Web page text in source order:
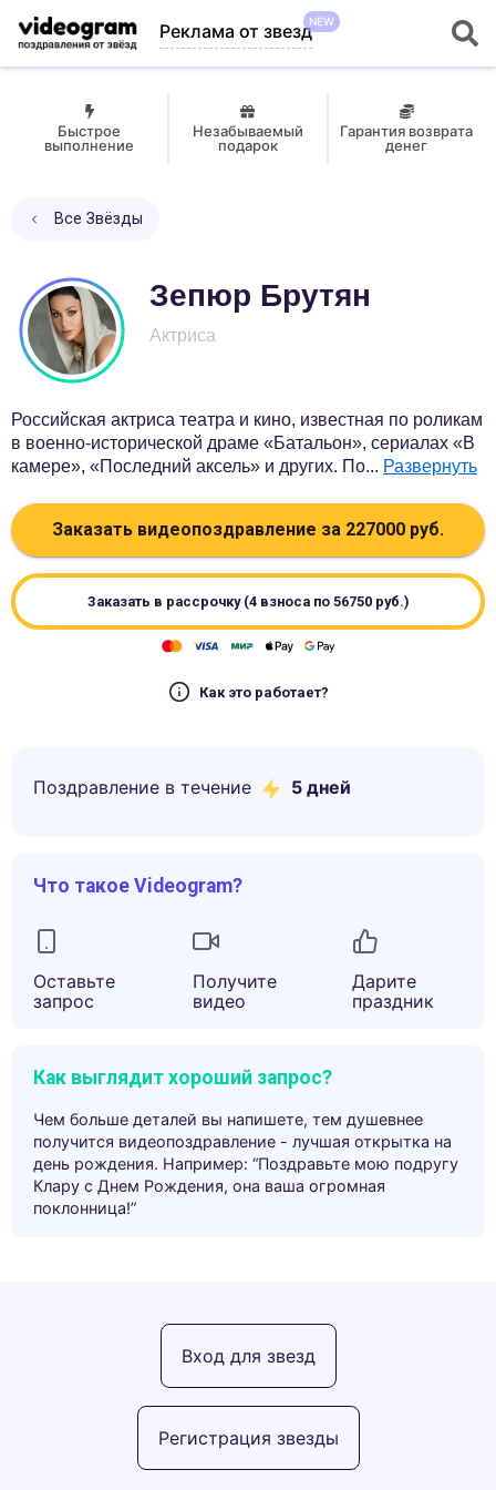
Реклама от звездNEW
Быстрое
выполнение
Незабываемый
подарок
Гарантия возврата
денег
Все Звёзды
Зепюр Брутян
Актриса
Российская актриса театра и кино, известная по роликам
в военно-исторической драме «Батальон», сериалах «В
камере», «Последний аксель» и других. По... Развернуть
Заказать видеопоздравление за 227000 руб.
Заказать в рассрочку (4 взноса по 56750руб.)
Как это работает?
Поздравление в течение 5 дней
Что такое Videogram?
Оставьте
запрос
Получите
видео
Дарите
праздник
Как выглядит хороший запрос?
Чем больше деталей вы напишете, тем душевнее
получится видеопоздравление - лучшая открытка на
день рождения. Например: “Поздравьте мою подругу
Клару с Днем Рождения, она ваша огромная
поклонница!”
Регистрация звезды
Вход для звезд